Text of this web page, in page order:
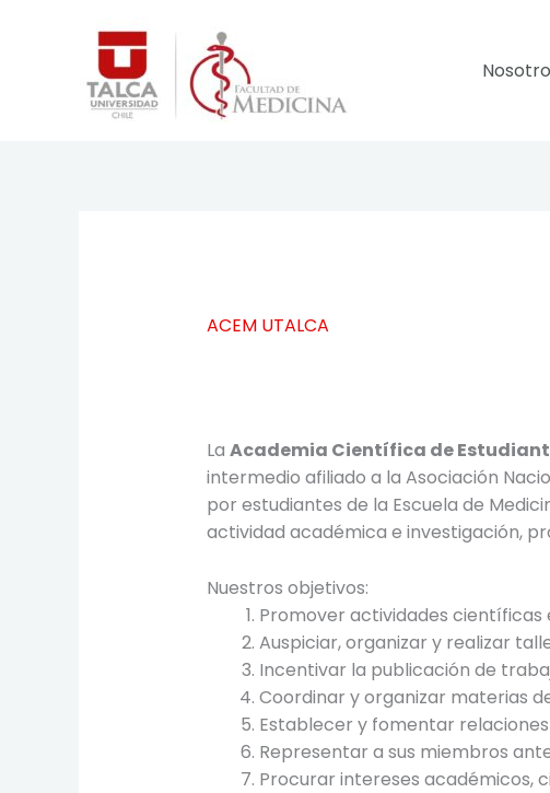
ACEM UTALCA
La Academia Científica de
intermedio afiliado a la Asociación
por estudiantes de la Escuela de
actividad académica e investigación,
Nuestros objetivos:
Promover actividades científicas
Auspiciar, organizar y realizar
Incentivar la publicación de
Coordinar y organizar materias
Establecer y fomentar
Representar a sus miembros
Procurar intereses académicos,